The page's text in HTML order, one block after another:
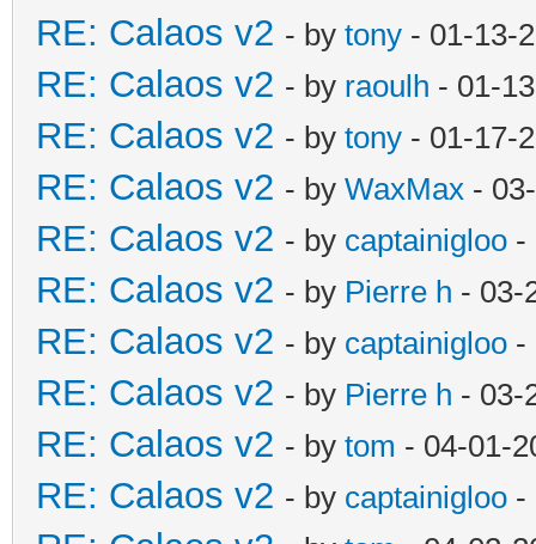
RE: Calaos v2 - by tony - 01-13-
RE: Calaos v2 - by raoulh - 01-
RE: Calaos v2 - by tony - 01-17-
RE: Calaos v2 - by WaxMax -
RE: Calaos v2 - by captainigloo -
RE: Calaos v2 - by Pierre h - 03-
RE: Calaos v2 - by captainigloo -
RE: Calaos v2 - by Pierre h - 03-
RE: Calaos v2 - by tom - 04-01-
RE: Calaos v2 - by captainigloo -